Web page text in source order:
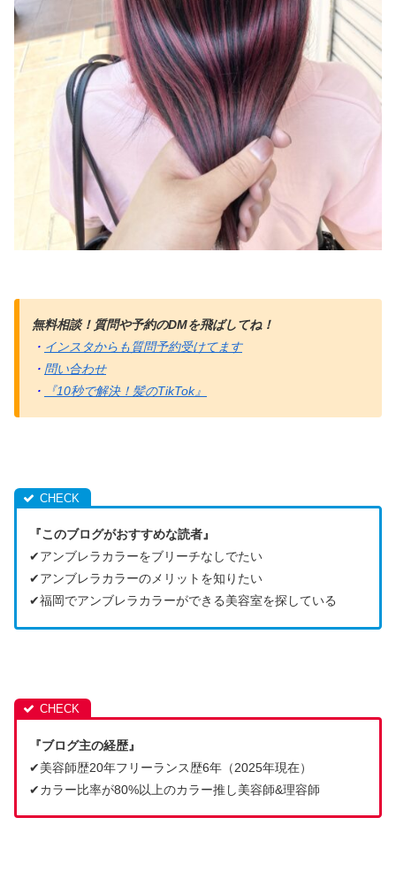
無料相談！質問や予約のDMを飛ばしてね！
・ インスタからも質問予約受けてます
・ 問い合わせ
・
『10秒で解決！髪のTikTok』
『このブログがおすすめな読者』
✔︎アンブレラカラーをブリーチなしでたい
✔︎アンブレラカラーのメリットを知りたい
✔︎福岡でアンブレラカラーができる美容室を探している
『ブログ主の経歴』
✔︎美容師歴20年フリーランス歴6年（2025年現在）
✔︎カラー比率が80%以上のカラー推し美容師&理容師